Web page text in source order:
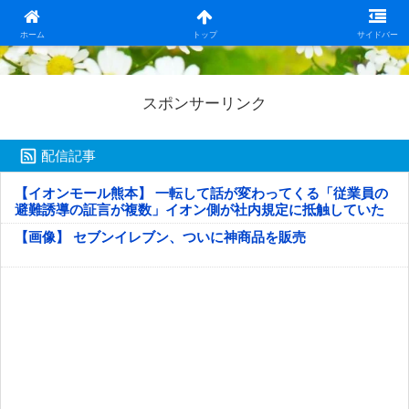
ホーム トップ サイドバー
日本第一！ニュース録
スポンサーリンク
配信記事
【イオンモール熊本】 一転して話が変わってくる「従業員の
避難誘導の証言が複数」イオン側が社内規定に抵触していた
疑い
【画像】 セブンイレブン、ついに神商品を販売